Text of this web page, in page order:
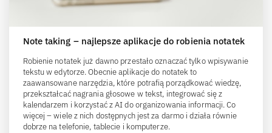
Note taking – najlepsze aplikacje do robienia notatek
Robienie notatek już dawno przestało oznaczać tylko wpisywanie
tekstu w edytorze. Obecnie aplikacje do notatek to
zaawansowane narzędzia, które potrafią porządkować wiedzę,
przekształcać nagrania głosowe w tekst, integrować się z
kalendarzem i korzystać z AI do organizowania informacji. Co
więcej – wiele z nich dostępnych jest za darmo i działa równie
dobrze na telefonie, tablecie i komputerze.